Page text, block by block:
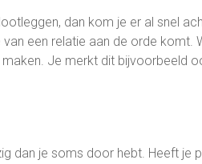
dan kom je er al snel
een relatie aan de orde komt.
Je merkt dit bijvoorbeeld
dan je soms door hebt. Heeft